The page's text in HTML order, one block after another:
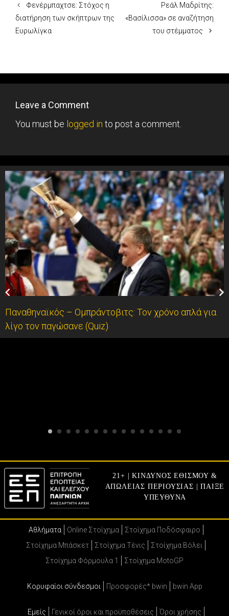
Φενέρμπαχτσε: Στόχος η
διατήρηση των σκήπτρων της
Ευρωλίγκα
Ρεάλ Μαδρίτης:
«Βασίλισσα» σε αναζήτηση
του στέμματος
Leave a Comment
You must be logged in to post a comment.
Παναθηναϊκός – Ομπράντοβιτς: Τον χρόνο απλά για
λίγο τον παγώσανε (Quiz)
21+ | ΚΙΝΔΥΝΟΣ ΕΘΙΣΜΟΥ &
ΑΠΩΛΕΙΑΣ ΠΕΡΙΟΥΣΙΑΣ | ΠΑΙΞΕ
ΥΠΕΥΘΥΝΑ
Αθλήματα Online Στοίχημα
Στοίχημα Ποδόσφαιρο
Στοίχημα Μπάσκετ
Στοίχημα Τένις
Στοίχημα Βόλει
Στοίχημα Φόρμουλα 1
Στοίχημα MotoGP
Κορυφαίοι σύνδεσμοι Προσφορές* bwin bwin App
Εμείς Γενικοί όροι και προϋποθέσεις Όροι χρήσης